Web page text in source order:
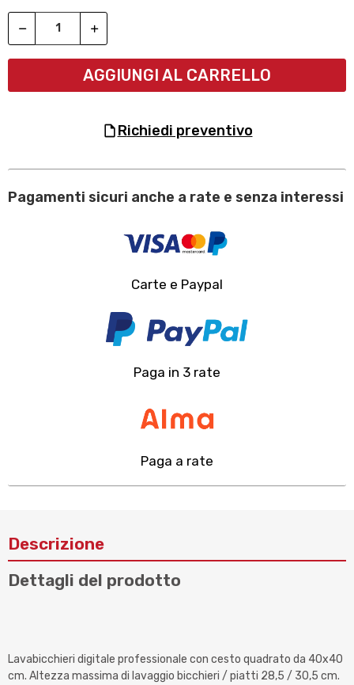
AGGIUNGI AL CARRELLO
richiedi preventivo
Pagamenti sicuri anche a rate e senza interessi
Carte e Paypal
Paga in 3 rate
Paga a rate
Descrizione
Dettagli del prodotto
Lavabicchieri digitale professionale con cesto quadrato da 40x40
cm. Altezza massima di lavaggio bicchieri / piatti 28,5 / 30,5 cm.